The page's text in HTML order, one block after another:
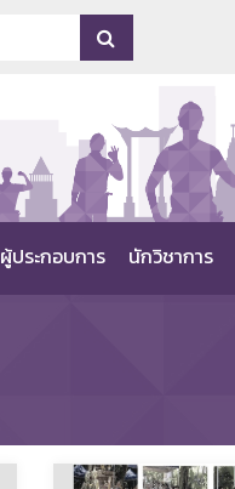
ผู้ประกอบการ นักวิชาการ